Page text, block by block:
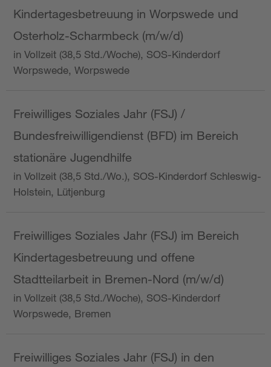
Kindertagesbetreuung in Worpswede und
Osterholz-Scharmbeck (m/w/d)
in Vollzeit (38,5 Std./Woche), SOS-Kinderdorf
Worpswede, Worpswede
Freiwilliges Soziales Jahr (FSJ) /
Bundesfreiwilligendienst (BFD) im Bereich
stationäre Jugendhilfe
in Vollzeit (38,5 Std./Wo.), SOS-Kinderdorf Schleswig-
Holstein, Lütjenburg
Freiwilliges Soziales Jahr (FSJ) im Bereich
Kindertagesbetreuung und offene
Stadtteilarbeit in Bremen-Nord (m/w/d)
in Vollzeit (38,5 Std./Woche), SOS-Kinderdorf
Worpswede, Bremen
Freiwilliges Soziales Jahr (FSJ) in den